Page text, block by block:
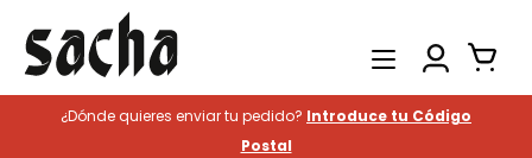
Productos
¿Dónde quieres enviar tu pedido? Introduce tu Código
Postal